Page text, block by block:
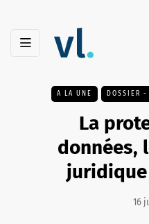
A LA UNE DOSSIER -
La
données,
16